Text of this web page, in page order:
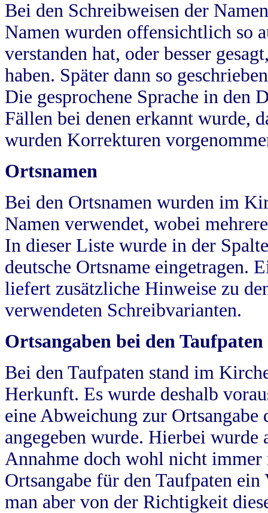
Bei den Schreibweisen der
Namen wurden offensichtlich so
verstanden hat, oder besser
haben. Später dann so
Die gesprochene Sprache in
Fällen bei denen erkannt wurde,
wurden Korrekturen
Ortsnamen
Bei den Ortsnamen wurden im
Namen verwendet, wobei
In dieser Liste wurde in der
deutsche Ortsname eingetragen.
liefert zusätzliche Hinweise zu
verwendeten Schreibvarianten.
Ortsangaben bei den Taufpaten
Bei den Taufpaten stand im
Herkunft. Es wurde deshalb
eine Abweichung zur
angegeben wurde. Hierbei wurde
Annahme doch wohl nicht
Ortsangabe für den Taufpaten
man aber von der Richtigkeit